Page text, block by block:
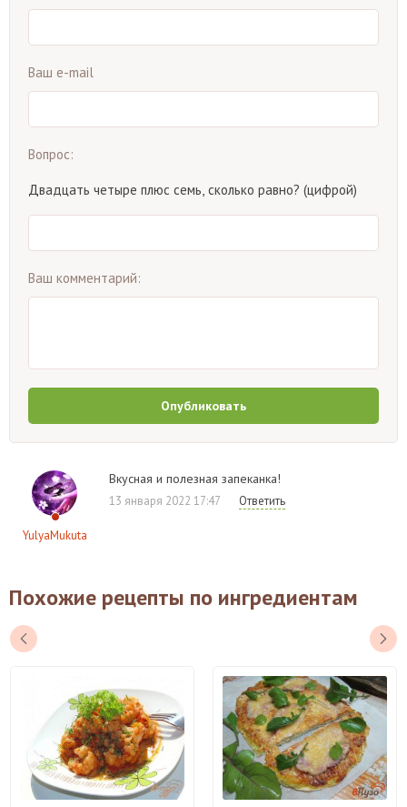
Ваш e-mail
Вопрос:
Двадцать четыре плюс семь, сколько равно? (цифрой)
Ваш комментарий:
Опубликовать
YulyaMukuta
Вкусная и полезная запеканка!
13 января 2022 17:47 Ответить
Похожие рецепты по ингредиентам